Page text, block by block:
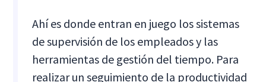
Ahí es donde entran en juego los sistemas
de supervisión de los empleados y las
herramientas de gestión del tiempo. Para
realizar un seguimiento de la productividad